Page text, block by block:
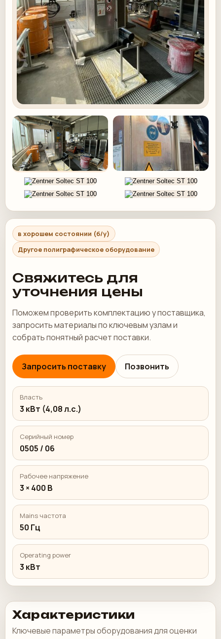
в хорошем состоянии (б/у)
Другое полиграфическое оборудование
Свяжитесь для
уточнения цены
Поможем проверить комплектацию у поставщика,
запросить материалы по ключевым узлам и
собрать понятный расчет поставки.
Запросить поставку Позвонить
Власть
3 кВт (4,08 л.с.)
Серийный номер
0505 / 06
Рабочее напряжение
3 × 400 В
Mains частота
50 Гц
Operating power
3 кВт
Характеристики
Ключевые параметры оборудования для оценки